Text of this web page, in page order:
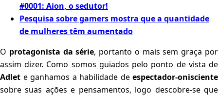
#0001: Aion, o sedutor!
Pesquisa sobre gamers mostra que a quantidade
de mulheres têm aumentado
O protagonista da série, portanto o mais sem graça por
assim dizer. Como somos guiados pelo ponto de vista de
Adlet e ganhamos a habilidade de espectador-onisciente
sobre suas ações e pensamentos, logo descobre-se que